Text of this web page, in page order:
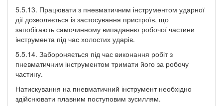
5.5.13. Працювати з пневматичним інструментом ударної
дії дозволяється із застосування пристроїв, що
запобігають самочинному випаданню робочої частини
інструмента під час холостих ударів.
5.5.14. Забороняється під час виконання робіт з
пневматичним інструментом тримати його за робочу
частину.
Натискування на пневматичний інструмент необхідно
здійснювати плавним поступовим зусиллям.